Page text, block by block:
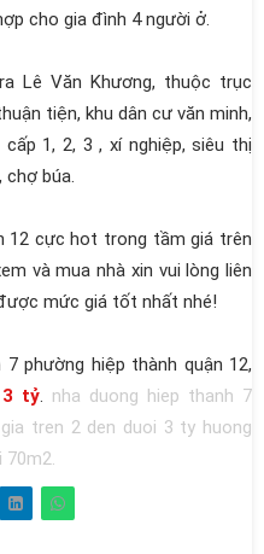
cho gia đình 4 người ở.
Lê Văn Khương, thuộc trục
tiện, khu dân cư văn minh,
1, 2, 3 , xí nghiệp, siêu thị
chợ búa.
12 cực hot trong tầm giá trên
và mua nhà xin vui lòng liên
mức giá tốt nhất nhé!
phường hiệp thành quận 12,
3 tỷ. nha duong hiep thanh 7
tren 2 den duoi 3 ty huong
70m2.